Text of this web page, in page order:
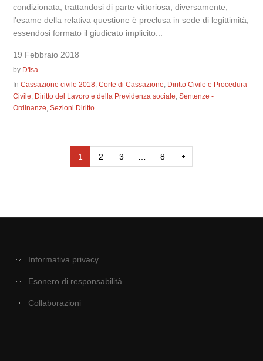
condizionata, trattandosi di parte vittoriosa; diversamente,
l’esame della relativa questione è preclusa in sede di legittimità,
essendosi formato il giudicato implicito...
19 Febbraio 2018
by D'Isa
InCassazione civile 2018,Corte di Cassazione, Diritto Civile e Procedura
Civile, Diritto del Lavoro e della Previdenza sociale,Sentenze -
Ordinanze,Sezioni Diritto
1 2 3 … 8
Informativa privacy
Esonero di responsabilità
Collaborazioni